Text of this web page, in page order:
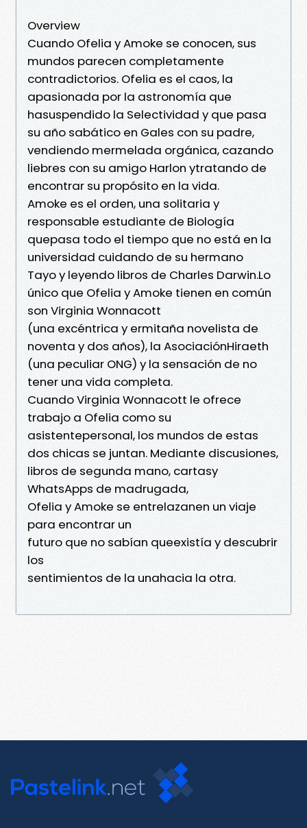
Overview
Cuando Ofelia y Amoke se conocen, sus
mundos parecen completamente
contradictorios. Ofelia es el caos, la
apasionada por la astronomía que
hasuspendido la Selectividad y que pasa
su año sabático en Gales con su padre,
vendiendo mermelada orgánica, cazando
liebres con su amigo Harlon ytratando de
encontrar su propósito en la vida.
Amoke es el orden, una solitaria y
responsable estudiante de Biología
quepasa todo el tiempo que no está en la
universidad cuidando de su hermano
Tayo y leyendo libros de Charles Darwin.Lo
único que Ofelia y Amoke tienen en común
son Virginia Wonnacott
(una excéntrica y ermitaña novelista de
noventa y dos años), la AsociaciónHiraeth
(una peculiar ONG) y la sensación de no
tener una vida completa.
Cuando Virginia Wonnacott le ofrece
trabajo a Ofelia como su
asistentepersonal, los mundos de estas
dos chicas se juntan. Mediante discusiones,
libros de segunda mano, cartasy
WhatsApps de madrugada,
Ofelia y Amoke se entrelazanen un viaje
para encontrar un
futuro que no sabían queexistía y descubrir
los
sentimientos de la unahacia la otra.